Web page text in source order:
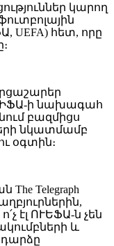
կարող
UEFA) հետ, որը
ի նախագահ
բազմիցս
նկատմամբ
օգտին։
Telegraph
էլ ՈՒԵՖԱ-ն չեն
և